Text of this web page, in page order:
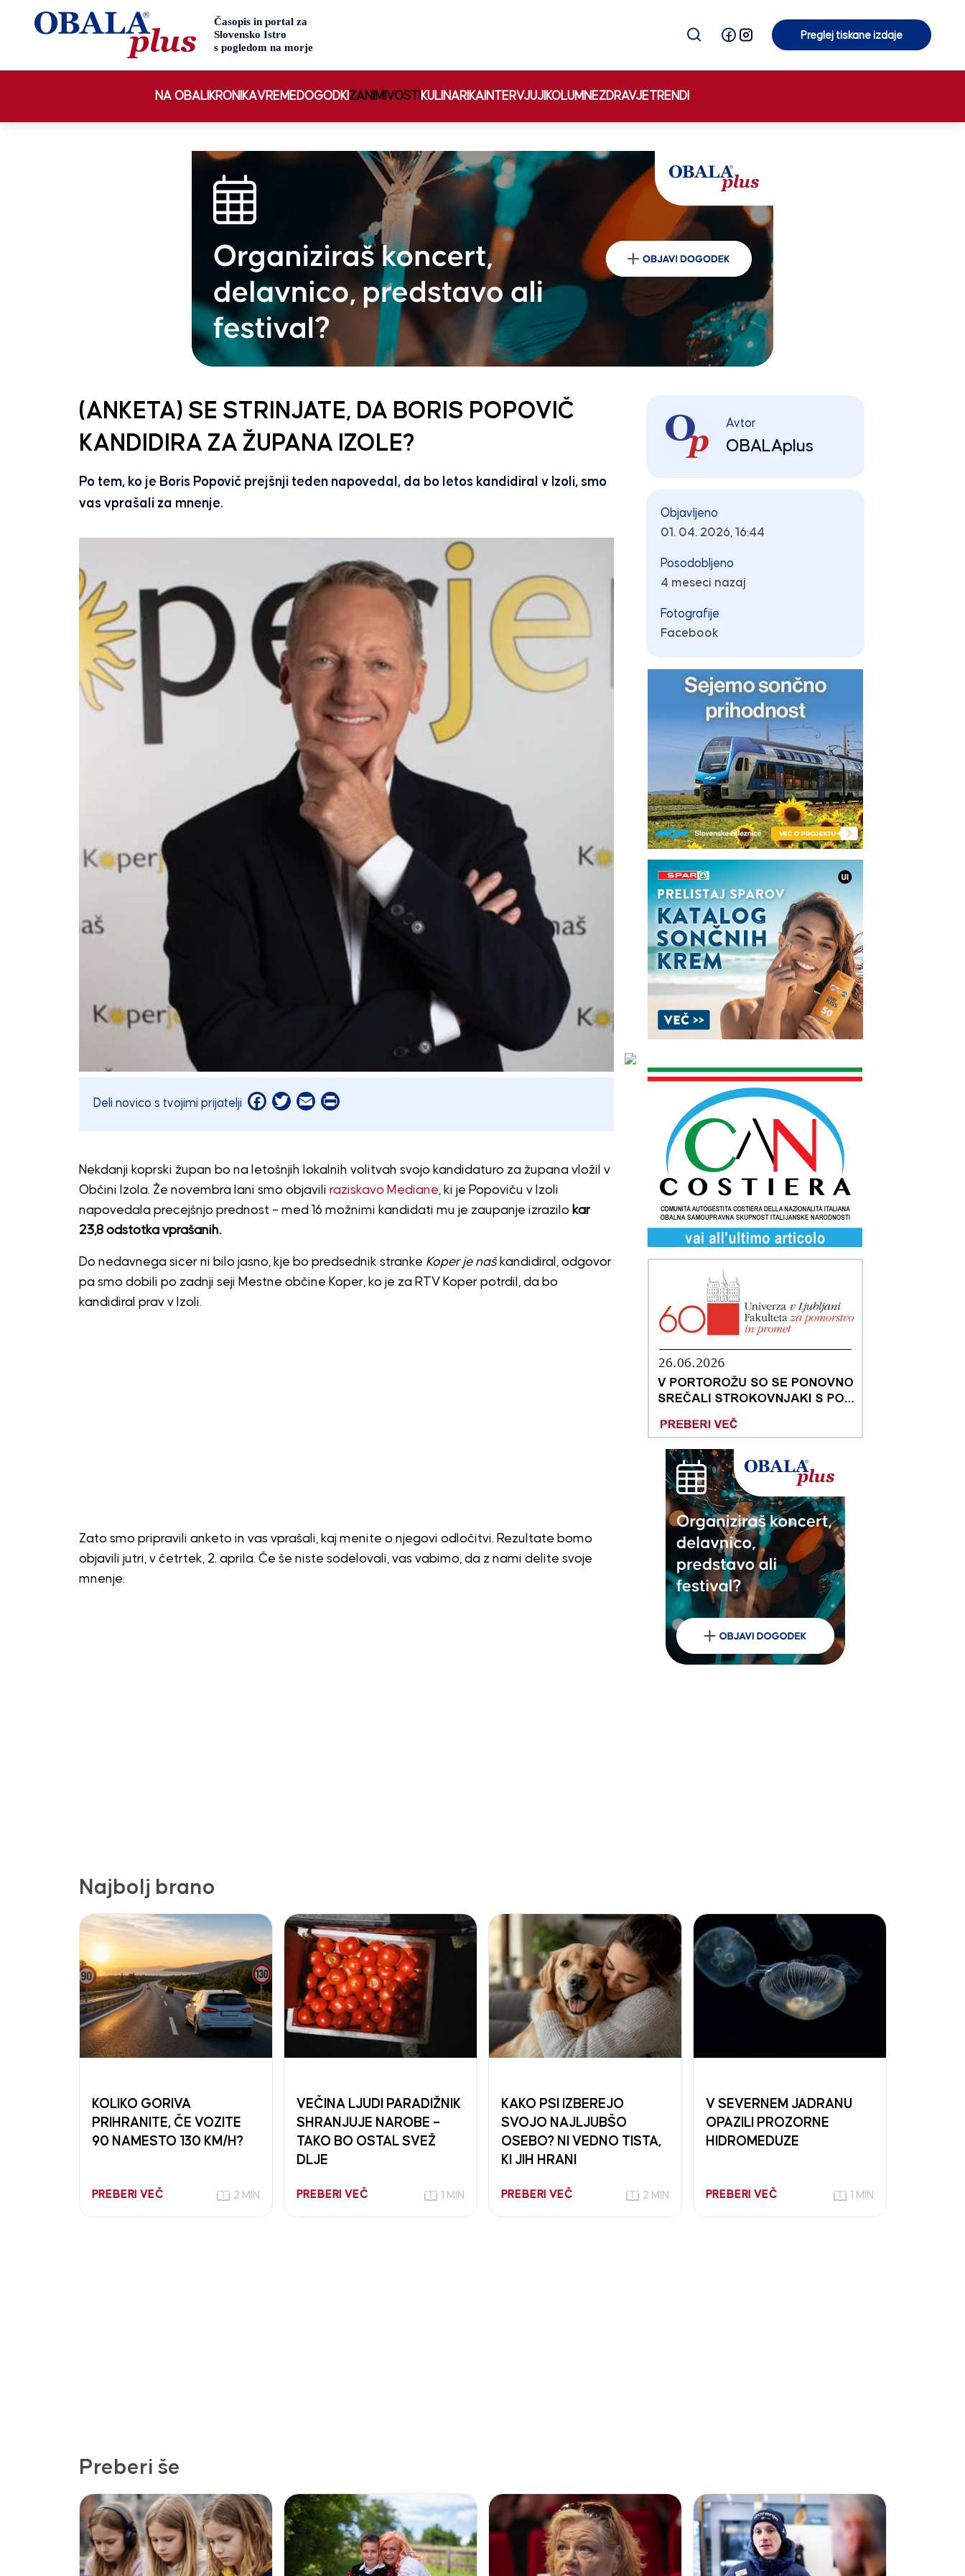
Preglej tiskane izdaje
NA OBALI KRONIKAVREMEDOGODKIZANIMIVOSTI KULINARIKA INTERVJUJI KOLUMNEZDRAVJETRENDI
(ANKETA) SE STRINJATE, DA BORIS POPOVIČ
KANDIDIRA ZA ŽUPANA IZOLE?
Po tem, ko je Boris Popovič prejšnji teden napovedal, da bo letos kandidiral v Izoli, smo
vas vprašali za mnenje.
Deli novico s tvojimi prijatelji Facebook
Twitter
EmailPrint
Nekdanji koprski župan bo na letošnjih lokalnih volitvah svojo kandidaturo za župana vložil v
Občini Izola. Že novembra lani smo objavili raziskavo Mediane, ki je Popoviču v Izoli
napovedala precejšnjo prednost – med 16 možnimi kandidati mu je zaupanje izrazilo kar
23,8 odstotka vprašanih.
Do nedavnega sicer ni bilo jasno, kje bo predsednik stranke Koper je naškandidiral, odgovor
pa smo dobili po zadnji seji Mestne občine Koper, ko je za RTV Koperpotrdil, da bo
kandidiral prav v Izoli.
Zato smo pripravili anketo in vas vprašali, kaj menite o njegovi odločitvi. Rezultate bomo
objavili jutri, v četrtek, 2. aprila. Če še niste sodelovali, vas vabimo, da z nami delite svoje
mnenje:
Avtor
OBALAplus
Objavljeno
01. 04. 2026, 16:44
Posodobljeno
4 meseci nazaj
Fotografije
Facebook
Najbolj brano
KOLIKO GORIVA
PRIHRANITE, ČE VOZITE
90 NAMESTO 130 KM/H?
PREBERI VEČ 2 MIN
VEČINA LJUDI PARADIŽNIK
SHRANJUJE NAROBE –
TAKO BO OSTAL SVEŽ
DLJE
PREBERI VEČ 1 MIN
KAKO PSI IZBEREJO
SVOJO NAJLJUBŠO
OSEBO? NI VEDNO TISTA,
KI JIH HRANI
PREBERI VEČ 2 MIN
V SEVERNEM JADRANU
OPAZILI PROZORNE
HIDROMEDUZE
PREBERI VEČ 1 MIN
Preberi še